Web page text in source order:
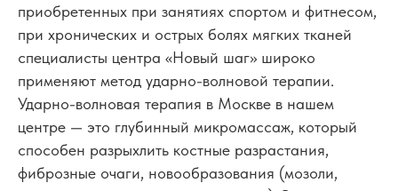
приобретенных при занятиях спортом и фитнесом,
при хронических и острых болях мягких тканей
специалисты центра «Новый шаг» широко
применяют метод ударно-волновой терапии.
Ударно-волновая терапия в Москве в нашем
центре — это глубинный микромассаж, который
способен разрыхлить костные разрастания,
фиброзные очаги, новообразования (мозоли,